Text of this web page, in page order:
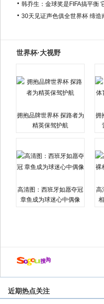
韩乔生：金球奖是FIFA搞平衡
30天见证声色俱全世界杯 缔造
世界杯·大视野
拥抱品牌世界杯 探路者为
精英保驾护航
拥
高清图：西班牙如愿夺冠
章鱼成为球迷心中偶像
高
近期热点关注